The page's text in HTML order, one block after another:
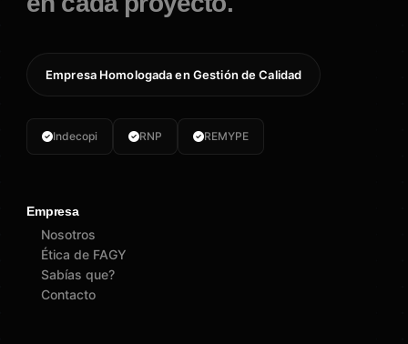
Empresa Homologada en Gestión de Calidad
Indecopi RNP REMYPE
Empresa
Nosotros
Ética de FAGY
Sabías que?
Contacto